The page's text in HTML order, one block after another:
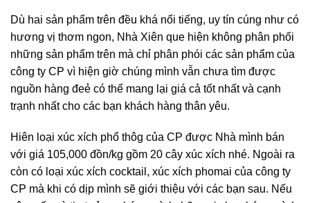
Dù hai sản phẩm trên đều khá nổi tiếng, uy tín cúng như có
hương vị thơm ngon, Nhà Xiên que hiện không phân phối
những sản phẩm trên mà chỉ phân phói các sản phẩm của
công ty CP vì hiện giờ chúng mình vẫn chưa tìm được
nguồn hàng đeẻ có thể mang lại giá cả tốt nhất và cạnh
trạnh nhất cho các bạn khách hàng thân yêu.
Hiên loại xúc xích phổ thôg của CP được Nhà mình bán
với giá 105,000 đồn/kg gồm 20 cây xúc xích nhé. Ngoài ra
còn có loại xúc xích cocktail, xúc xích phomai của công ty
CP mà khi có dịp mình sẽ giới thiệu với các bạn sau. Nếu